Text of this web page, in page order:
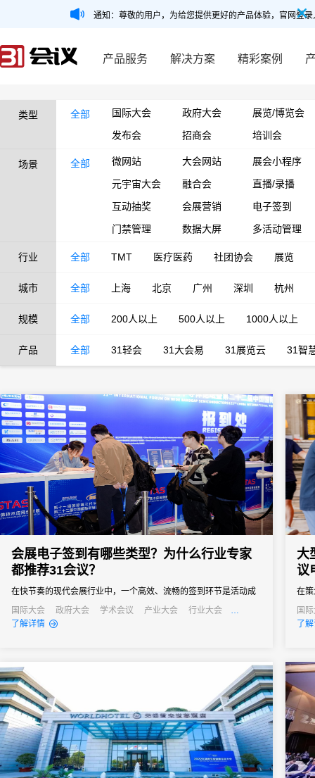
通知：尊敬的用户，为给您提供更好的产品体验，官网登
产品服务 解决方案 精彩案例
类型 全部 国际大会 政府大会
展览/博览会
发布会
招商会 培训会
场景 全部 微网站 大会网站
展会小程序
元宇宙大会
融合会
直播/录播
互动抽奖
会展营销
电子签到
门禁管理
数据大屏 多活动管理
行业 全部 TMT 医疗医药 社团协会 展览
城市 全部 上海 北京 广州 深圳 杭州
规模 全部 200人以上 500人以上 1000人以上
产品 全部 31轻会 31大会易 31展览云 31智
会展电子签到有哪些类型？为什么行业专家
都推荐31会议？
在快节奏的现代会展行业中，一个高效、流畅的签到环节是活动成
功的第一步。它不仅关系到参会者的第一印象，更直接影响着活动
的组织效率和数据准确性。告别传统纸质签到的繁琐与混乱，电子
者和行业...
国际大会 政府大会 学术会议 产业大会
行业大会
经销商大会
了解详情
大
议
在
点
堵
方案
国
行
了